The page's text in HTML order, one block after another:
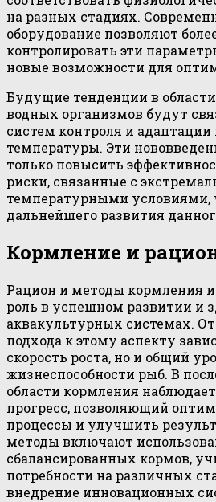
на разных стадиях.
оборудование позволяют
контролировать эти
новые возможности для
Будущие тенденции в
водных организмов будут
систем контроля и
температуры. Эти
только повысить
риски, связанные с
температурными условиями,
дальнейшего развития
Кормление и
Рацион и методы кормления
роль в успешном развитии и
аквакультурных системах.
подхода к этому аспекту
скорость роста, но и общий
жизнеспособности рыб. В
области кормления
прогресс, позволяющий
процессы и улучшить
методы включают
сбалансированных кормов,
потребности на различных
внедрение инновационных